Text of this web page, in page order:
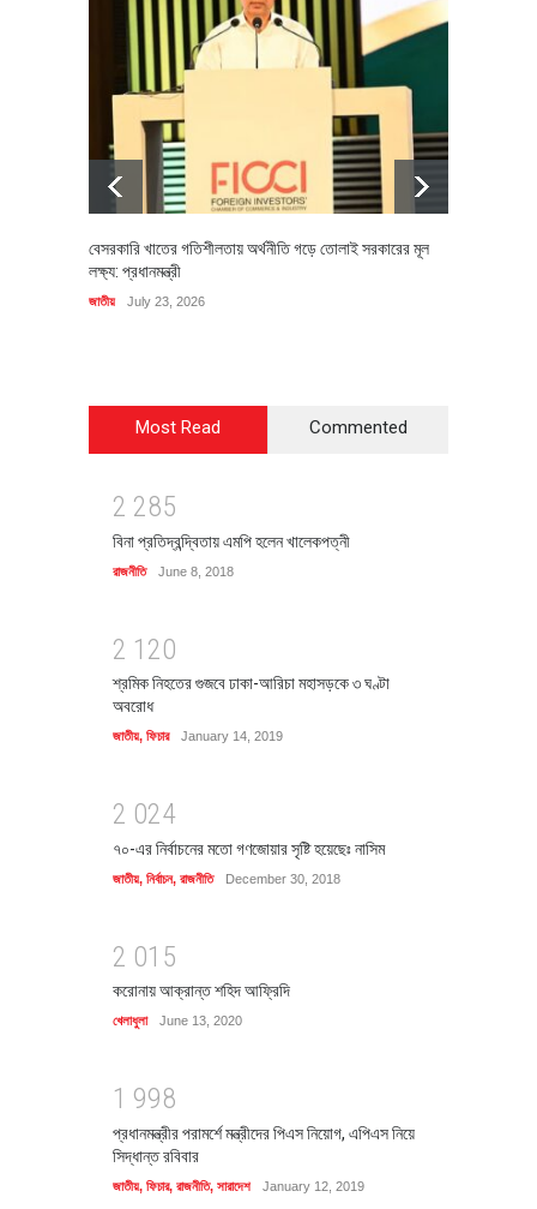
বেসরকারি খাতের গতিশীলতায় অর্থনীতি গড়ে তোলাই সরকারের মূল
লক্ষ্য: প্রধানমন্ত্রী
জাতীয় July 23, 2026
Most Read Commented
2 285
বিনা প্রতিদ্বন্দ্বিতায় এমপি হলেন খালেকপত্নী
রাজনীতি June 8, 2018
2 1 20
শ্রমিক নিহতের গুজবে ঢাকা-আরিচা মহাসড়কে ৩ ঘণ্টা
অবরোধ
জাতীয়, ফিচার January 14, 2019
2 024
৭০-এর নির্বাচনের মতো গণজোয়ার সৃষ্টি হয়েছেঃ নাসিম
জাতীয়, নির্বাচন, রাজনীতি December 30, 2018
2 01 5
করোনায় আক্রান্ত শহিদ আফ্রিদি
খেলাধুলা June 13, 2020
1 998
প্রধানমন্ত্রীর পরামর্শে মন্ত্রীদের পিএস নিয়োগ, এপিএস নিয়ে
সিদ্ধান্ত রবিবার
জাতীয়, ফিচার, রাজনীতি, সারাদেশ January 12, 2019